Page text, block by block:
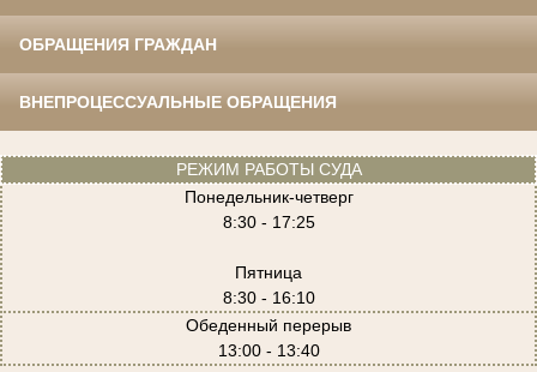
ОБРАЩЕНИЯ ГРАЖДАН
ВНЕПРОЦЕССУАЛЬНЫЕ ОБРАЩЕНИЯ
РЕЖИМ РАБОТЫ СУДА
Понедельник-четверг
8:30 - 17:25
Пятница
8:30 - 16:10
Обеденный перерыв
13:00 - 13:40